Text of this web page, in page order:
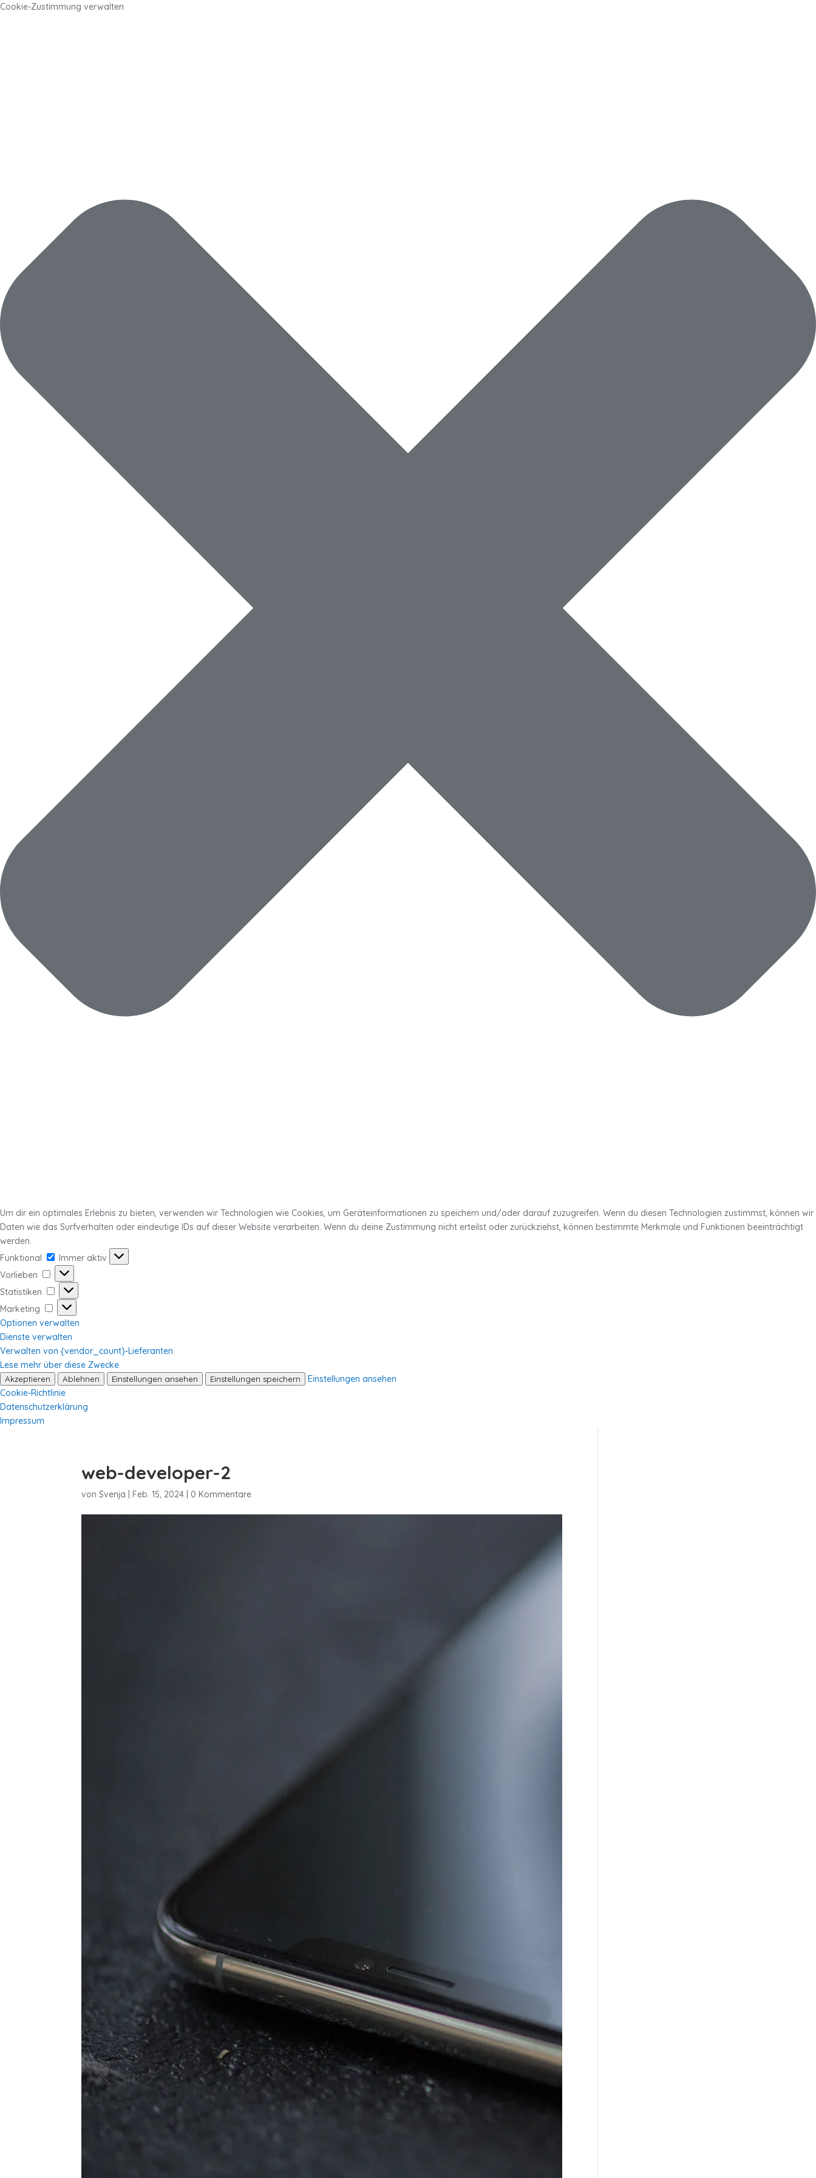
Cookie-Zustimmung verwalten
Um dir ein optimales Erlebnis zu bieten, verwenden wir Technologien wie Cookies, um Geräteinformationen zu speichern und/oder darauf zuzugreifen. Wenn du diesen Technologien zustimmst, können wir
Daten wie das Surfverhalten oder eindeutige IDs auf dieser Website verarbeiten. Wenn du deine Zustimmung nicht erteilst oder zurückziehst, können bestimmte Merkmale und Funktionen beeinträchtigt
werden.
Funktional
Funktional
Immer aktiv
Vorlieben
Vorlieben
Statistiken
Statistiken
Marketing
Marketing
Optionen verwalten
Dienste verwalten
Verwalten von {vendor_count}-Lieferanten
Lese mehr über diese Zwecke
Akzeptieren Ablehnen Einstellungen ansehen Einstellungen speichern
Einstellungen ansehen
Cookie-Richtlinie
Datenschutzerklärung
Impressum
web-developer-2
vonSvenja |Feb. 15, 2024 0 Kommentare